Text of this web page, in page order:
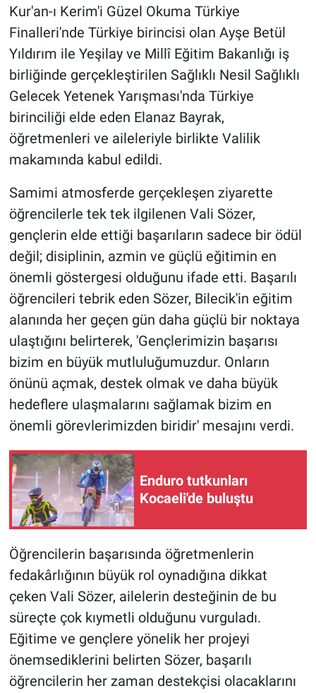
Kur'an-ı Kerim'i Güzel Okuma Türkiye
Finalleri'nde Türkiye birincisi olan Ayşe Betül
Yıldırım ile Yeşilay ve Millî Eğitim Bakanlığı iş
birliğinde gerçekleştirilen Sağlıklı Nesil Sağlıklı
Gelecek Yetenek Yarışması'nda Türkiye
birinciliği elde eden Elanaz Bayrak,
öğretmenleri ve aileleriyle birlikte Valilik
makamında kabul edildi.
Samimi atmosferde gerçekleşen ziyarette
öğrencilerle tek tek ilgilenen Vali Sözer,
gençlerin elde ettiği başarıların sadece bir ödül
değil; disiplinin, azmin ve güçlü eğitimin en
önemli göstergesi olduğunu ifade etti. Başarılı
öğrencileri tebrik eden Sözer, Bilecik'in eğitim
alanında her geçen gün daha güçlü bir noktaya
ulaştığını belirterek, 'Gençlerimizin başarısı
bizim en büyük mutluluğumuzdur. Onların
önünü açmak, destek olmak ve daha büyük
hedeflere ulaşmalarını sağlamak bizim en
önemli görevlerimizden biridir' mesajını verdi.
Enduro tutkunları
Kocaeli'de buluştu
Öğrencilerin başarısında öğretmenlerin
fedakârlığının büyük rol oynadığına dikkat
çeken Vali Sözer, ailelerin desteğinin de bu
süreçte çok kıymetli olduğunu vurguladı.
Eğitime ve gençlere yönelik her projeyi
önemsediklerini belirten Sözer, başarılı
öğrencilerin her zaman destekçisi olacaklarını